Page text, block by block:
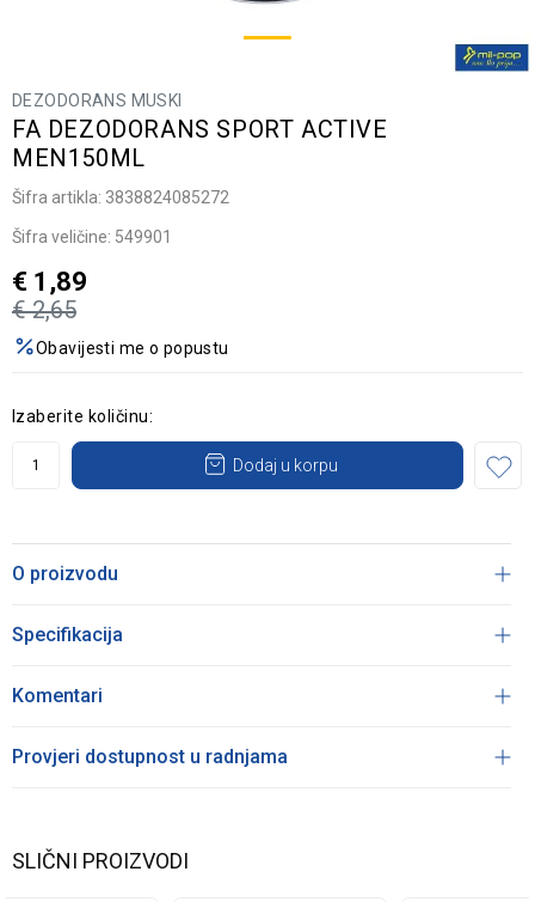
DEZODORANS MUSKI
FA DEZODORANS SPORT ACTIVE
MEN150ML
Šifra artikla: 3838824085272
Šifra veličine: 549901
€ 2,65
€ 1,89
Obavijesti me o popustu
Izaberite količinu:
Dodaj u korpu
O proizvodu
Specifikacija
Komentari
Provjeri dostupnost u radnjama
SLIČNI PROIZVODI